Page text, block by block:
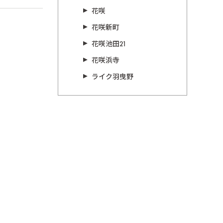
花咲
花咲新町
花咲池田21
花咲浜寺
ライク羽曳野